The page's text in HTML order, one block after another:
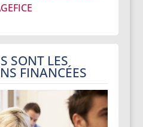
SONT LES
FINANCÉES